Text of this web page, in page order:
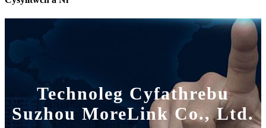
Technoleg Cyfathrebu
Suzhou MoreLink Co., Ltd.